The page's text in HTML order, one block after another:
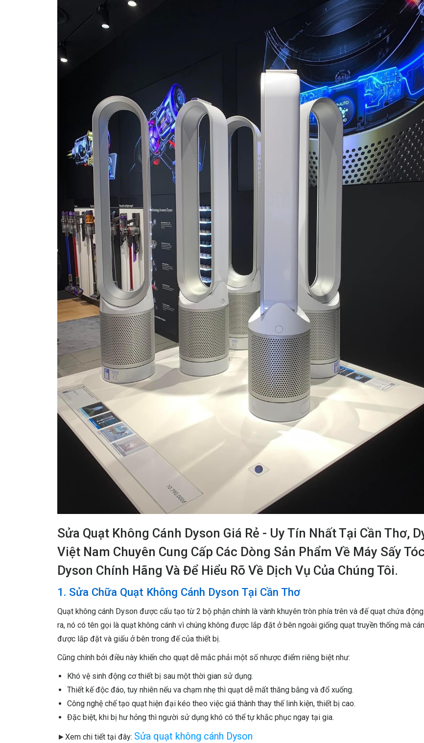
Để Lại Lời Nhắn Cho Chúng Tôi
Vui lòng viết nội dung bạn muốn shop tư vấn, chúng tôi sẽ phản hồi trong
Sửa Quạt Không Cánh Dyson Giá Rẻ - Uy Tín Nhất Tại Cần Thơ,
Việt Nam Chuyên Cung Cấp Các Dòng Sản Phẩm Về Máy Sấy Tóc
Dyson Chính Hãng Và Để Hiểu Rõ Về Dịch Vụ Của Chúng Tôi.
1. Sửa Chữa Quạt Không Cánh Dyson Tại Cần Thơ
Quạt không cánh Dyson được cấu tạo từ 2 bộ phận chính là vành khuyên tròn phía trên và đế quạt chứa
ra, nó có tên gọi là quạt không cánh vì chúng không được lắp đặt ở bên ngoài giống quạt truyền thống mà
được lắp đặt và giấu ở bên trong đế của thiết bị.
Cũng chính bởi điều này khiến cho quạt dễ mắc phải một số nhược điểm riêng biệt như:
Khó vệ sinh động cơ thiết bị sau một thời gian sử dụng.
Thiết kế độc đáo, tuy nhiên nếu va chạm nhẹ thì quạt dễ mất thăng bằng và đổ xuống.
Công nghệ chế tạo quạt hiện đại kéo theo việc giá thành thay thế linh kiện, thiết bị cao.
Đặc biệt, khi bị hư hỏng thì người sử dụng khó có thể tự khắc phục ngay tại gia.
►Xem chi tiết tại đây: Sửa quạt không cánh Dyson